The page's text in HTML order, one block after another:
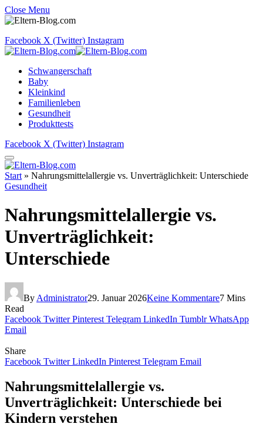
Close Menu
Facebook X (Twitter) Instagram
Schwangerschaft
Baby
Kleinkind
Familienleben
Gesundheit
Produkttests
Facebook X (Twitter) Instagram
Start » Nahrungsmittelallergie vs. Unverträglichkeit: Unterschiede
Gesundheit
Nahrungsmittelallergie vs.
Unverträglichkeit:
Unterschiede
By Administrator29. Januar 2026Keine Kommentare7 Mins
Read
Facebook Twitter Pinterest Telegram LinkedIn Tumblr WhatsApp
Email
Share
Facebook Twitter LinkedIn Pinterest Telegram Email
Nahrungsmittelallergie vs.
Unverträglichkeit: Unterschiede bei
Kindern verstehen